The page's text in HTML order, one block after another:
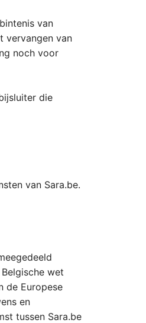
van
vervangen van
noch voor
die
van Sara.be.
wet
de Europese
en
tussen Sara.be